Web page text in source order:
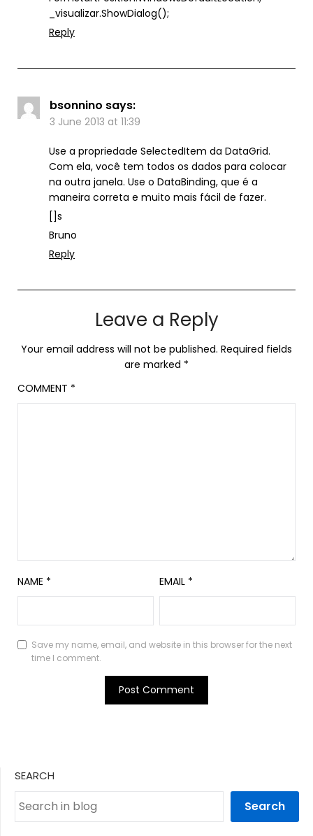
_visualizar.ShowDialog();
Reply
bsonnino says:
3 June 2013 at 11:39
Use a propriedade SelectedItem da DataGrid.
Com ela, você tem todos os dados para colocar
na outra janela. Use o DataBinding, que é a
maneira correta e muito mais fácil de fazer.
[]s
Bruno
Reply
Leave a Reply
Your email address will not be published. Required fields
are marked *
COMMENT *
NAME * EMAIL *
Save my name, email, and website in this browser for the next
time I comment.
SEARCH
Search